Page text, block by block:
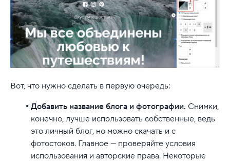
Вот, что нужно сделать в первую очередь:
Добавить название блога и фотографии. Снимки,
конечно, лучше использовать собственные, ведь
это личный блог, но можно скачать и с
фотостоков. Главное — проверяйте условия
использования и авторские права. Некоторые